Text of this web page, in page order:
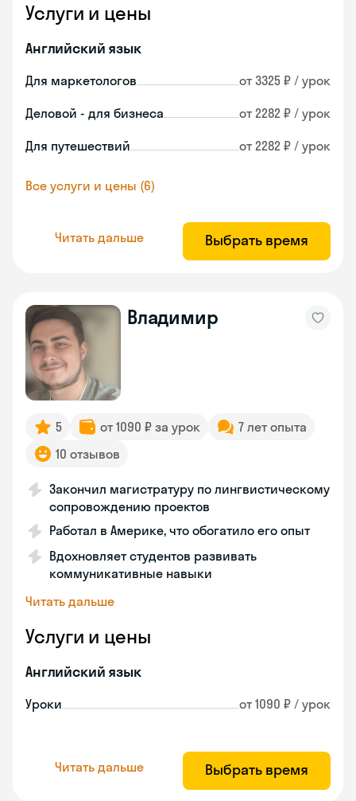
Услуги и цены
Английский язык
Для маркетологов от 3325 ₽ / урок
Деловой - для бизнеса от 2282 ₽ / урок
Для путешествий от 2282 ₽ / урок
Все услуги и цены (6)
Читать дальше Выбрать время
Владимир
5 от 1090 ₽ за урок
7 лет опыта
10 отзывов
Закончил магистратуру по лингвистическому
сопровождению проектов
Работал в Америке, что обогатило его опыт
Вдохновляет студентов развивать
коммуникативные навыки
Читать дальше
Услуги и цены
Английский язык
Уроки от 1090 ₽ / урок
Читать дальше Выбрать время